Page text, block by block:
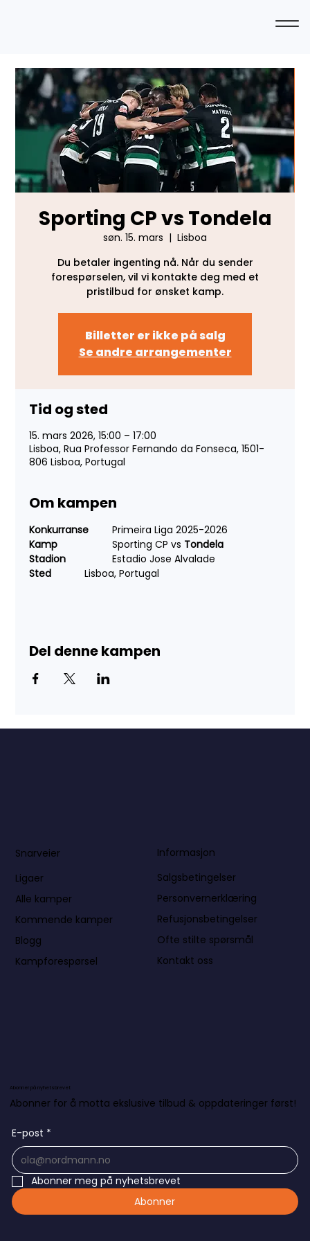
Sporting CP vs Tondela
søn. 15. mars
  |
Lisboa
Du betaler ingenting nå. Når du sender
forespørselen, vil vi kontakte deg med et
pristilbud for ønsket kamp.
Billetter er ikke på salg
Se andre arrangementer
Tid og sted
15. mars 2026, 15:00 – 17:00
Lisboa, Rua Professor Fernando da Fonseca, 1501-
806 Lisboa, Portugal
Om kampen
Konkurranse
	Primeira Liga 2025-2026
Kamp
		Sporting CP vs
Tondela
	Estadio Jose Alvalade
Sted
		Lisboa, Portugal
Del denne kampen
Snarveier
Ligaer
Alle kamper
Kommende kamper
Blogg
Kampforespørsel
Informasjon
Salgsbetingelser
Personvernerklæring
Refusjonsbetingelser
Ofte stilte spørsmål
Kontakt oss
Abonner på nyhetsbrevet
Abonner for å motta ekslusive tilbud & oppdateringer først!
E-post *
Abonner meg på nyhetsbrevet
Abonner